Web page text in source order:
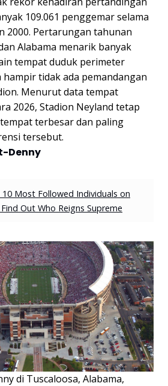
109.061 penggemar selama
2000. Pertarungan tahunan
Alabama menarik banyak
tempat duduk perimeter
tidak ada pemandangan
Menurut data tempat
2026, Stadion Neyland tetap
terbesar dan paling
tersebut.
Denny
Most Followed Individuals on
Out Who Reigns Supreme
di Tuscaloosa, Alabama,